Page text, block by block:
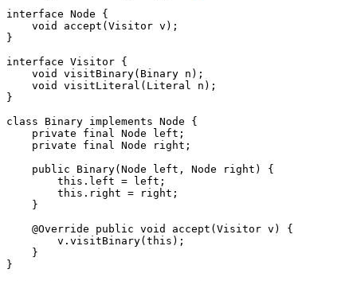
interface Node {
    void accept(Visitor v);
}
interface Visitor {
    void visitBinary(Binary n);
    void visitLiteral(Literal n);
}
class Binary implements Node {
    private final Node left;
    private final Node right;
    public Binary(Node left, Node right) {
        this.left = left;
        this.right = right;
    }
    @Override public void accept(Visitor v) {
        v.visitBinary(this);
    }
}